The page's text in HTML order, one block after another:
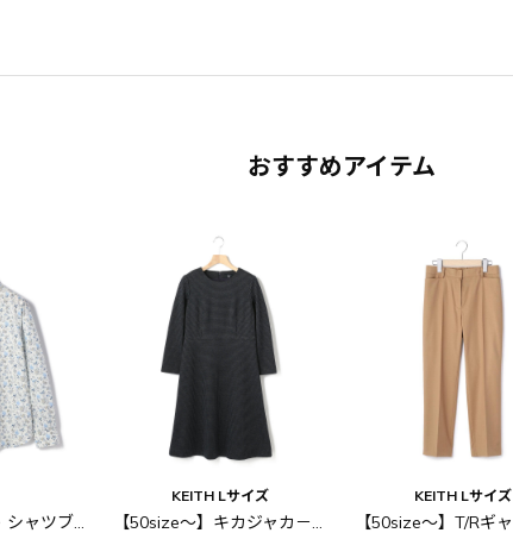
おすすめアイテム
リバティプリント シャツブラウス
KEITH Lサイズ
【50size～】キカジャカ－ドワンピース
KEITH Lサイズ